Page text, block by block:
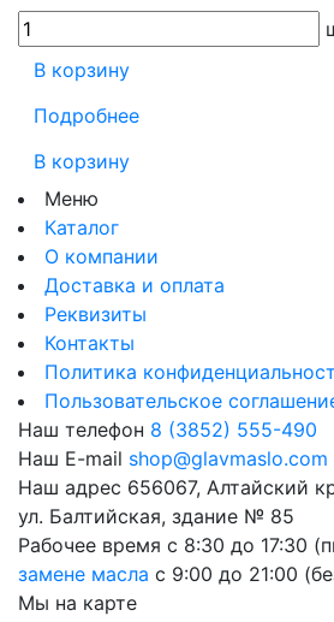
В корзину
Подробнее
В корзину
Меню
Каталог
О компании
Доставка и оплата
Реквизиты
Контакты
Политика
Пользовательское
Наш телефон 8 (3852) 555-490
Наш E-mail shop@glavmaslo.com
Наш адрес 656067, Алтайский
ул. Балтийская, здание № 85
Рабочее время с 8:30 до 17:30
замене масла с 9:00 до 21:00
Мы на карте